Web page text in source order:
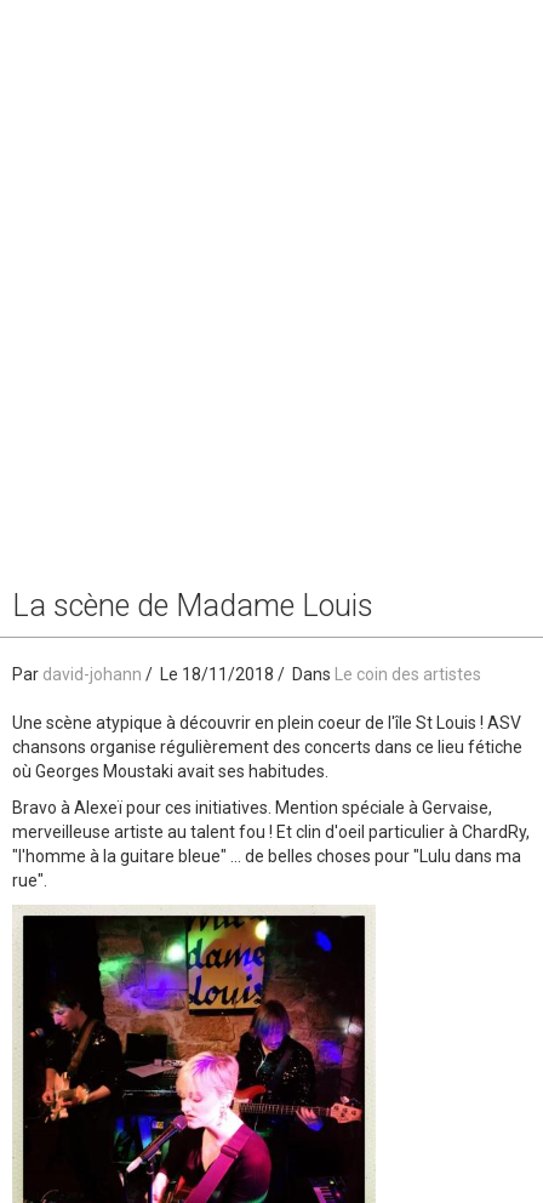
La scène de Madame Louis
Par david-johann Le 18/11/2018 Dans Le coin des artistes
Une scène atypique à découvrir en plein coeur de l'île St Louis ! ASV
chansons organise régulièrement des concerts dans ce lieu fétiche
où Georges Moustaki avait ses habitudes.
Bravo à Alexeï pour ces initiatives. Mention spéciale à Gervaise,
merveilleuse artiste au talent fou ! Et clin d'oeil particulier à ChardRy,
"l'homme à la guitare bleue" ... de belles choses pour "Lulu dans ma
rue".